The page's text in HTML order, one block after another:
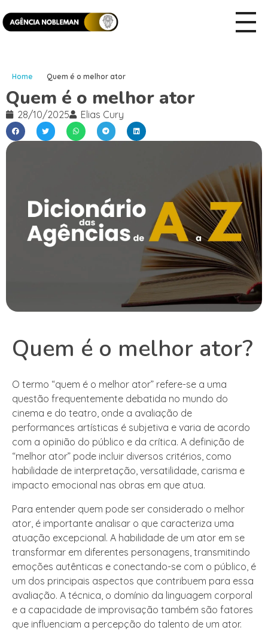
Home Quem é o melhor ator
Quem é o melhor ator
28/10/2025 Elias Cury
Quem é o melhor ator?
O termo “quem é o melhor ator” refere-se a uma
questão frequentemente debatida no mundo do
cinema e do teatro, onde a avaliação de
performances artísticas é subjetiva e varia de acordo
com a opinião do público e da crítica. A definição de
“melhor ator” pode incluir diversos critérios, como
habilidade de interpretação, versatilidade, carisma e
impacto emocional nas obras em que atua.
Para entender quem pode ser considerado o melhor
ator, é importante analisar o que caracteriza uma
atuação excepcional. A habilidade de um ator em se
transformar em diferentes personagens, transmitindo
emoções autênticas e conectando-se com o público, é
um dos principais aspectos que contribuem para essa
avaliação. A técnica, o domínio da linguagem corporal
e a capacidade de improvisação também são fatores
que influenciam a percepção do talento de um ator.